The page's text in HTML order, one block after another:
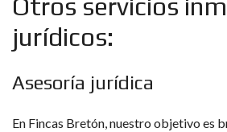
Otros servicios
jurídicos:
Asesoría jurídica
En Fincas Bretón, nuestro objetivo es